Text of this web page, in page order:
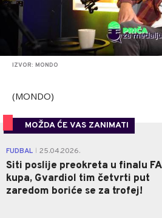
IZVOR: MONDO
(MONDO)
MOŽDA ĆE VAS ZANIMATI
FUDBAL 25.04.2026.
Siti poslije preokreta u finalu FA
kupa, Gvardiol tim četvrti put
zaredom boriće se za trofej!